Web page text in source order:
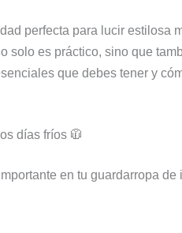
perfecta para lucir estilosa
solo es práctico, sino que
que debes tener y
días fríos 🧥
en tu guardarropa de